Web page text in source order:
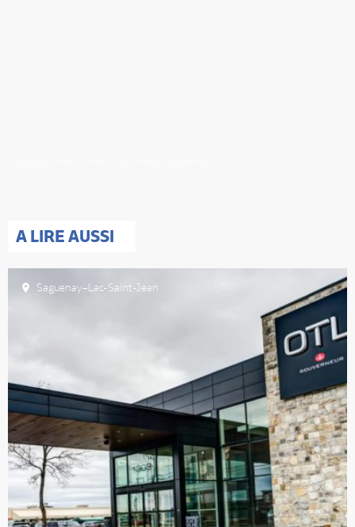
A LIRE AUSSI
Saguenay–Lac-Saint-Jean